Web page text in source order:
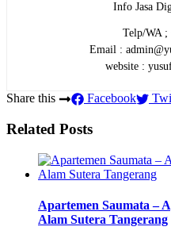
Info Jasa
Telp/WA ;
Email :
website :
Share this Facebook
Related Posts
Apartemen Saumata –
Alam Sutera Tangerang